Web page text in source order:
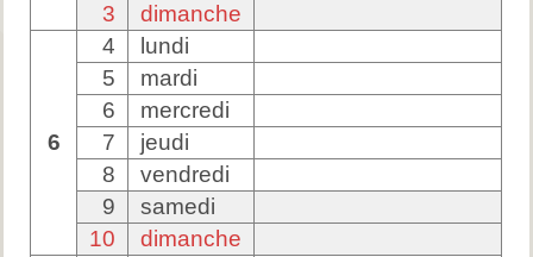
3
dimanche
6
4
lundi
5
mardi
6
mercredi
7
jeudi
8
vendredi
9
samedi
10
dimanche